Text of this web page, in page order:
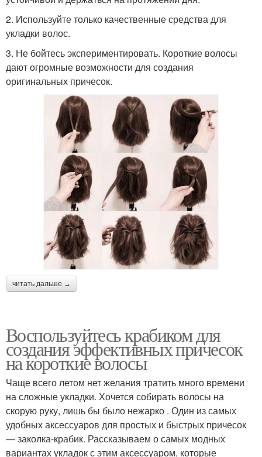
2. Используйте только качественные средства для
укладки волос.
3. Не бойтесь экспериментировать. Короткие волосы
дают огромные возможности для создания
оригинальных причесок.
читать дальше →
Воспользуйтесь крабиком для
создания эффективных причесок
на короткие волосы
Чаще всего летом нет желания тратить много времени
на сложные укладки. Хочется собирать волосы на
скорую руку, лишь бы было нежарко . Один из самых
удобных аксессуаров для простых и быстрых причесок
— заколка-крабик. Рассказываем о самых модных
вариантах укладок с этим аксессуаром, которые